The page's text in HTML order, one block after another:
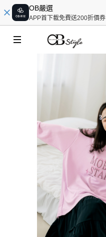
OB嚴選
APP首下載免費送200折價券